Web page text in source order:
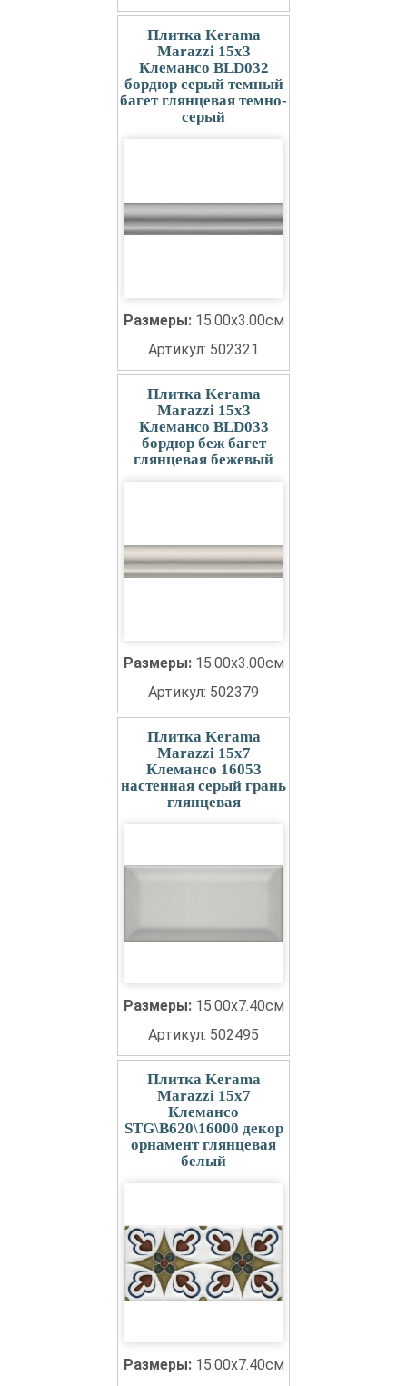
Плитка Kerama
Marazzi 15x3
Клемансо BLD032
бордюр серый темный
багет глянцевая темно-
серый
Размеры: 15.00x3.00см
Артикул: 502321
Плитка Kerama
Marazzi 15x3
Клемансо BLD033
бордюр беж багет
глянцевая бежевый
Размеры: 15.00x3.00см
Артикул: 502379
Плитка Kerama
Marazzi 15x7
Клемансо 16053
настенная серый грань
глянцевая
Размеры: 15.00x7.40см
Артикул: 502495
Плитка Kerama
Marazzi 15x7
Клемансо
STG\B620\16000 декор
орнамент глянцевая
белый
Размеры: 15.00x7.40см